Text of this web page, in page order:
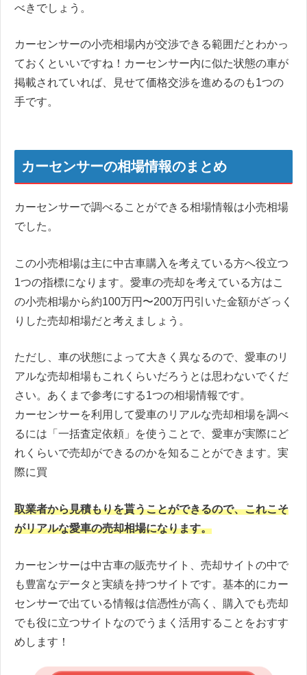
べきでしょう。
カーセンサーの小売相場内が交渉できる範囲だとわかっ
ておくといいですね！カーセンサー内に似た状態の車が
掲載されていれば、見せて価格交渉を進めるのも1つの
手です。
カーセンサーの相場情報のまとめ
カーセンサーで調べることができる相場情報は小売相場
でした。
この小売相場は主に中古車購入を考えている方へ役立つ
1つの指標になります。愛車の売却を考えている方はこ
の小売相場から約100万円〜200万円引いた金額がざっく
りした売却相場だと考えましょう。
ただし、車の状態によって大きく異なるので、愛車のリ
アルな売却相場もこれくらいだろうとは思わないでくだ
さい。あくまで参考にする1つの相場情報です。
カーセンサーを利用して愛車のリアルな売却相場を調べ
るには「一括査定依頼」を使うことで、愛車が実際にど
れくらいで売却ができるのかを知ることができます。実
際に買
取業者から見積もりを貰うことができるので、これこそ
がリアルな愛車の売却相場になります。
カーセンサーは中古車の販売サイト、売却サイトの中で
も豊富なデータと実績を持つサイトです。基本的にカー
センサーで出ている情報は信憑性が高く、購入でも売却
でも役に立つサイトなのでうまく活用することをおすす
めします！